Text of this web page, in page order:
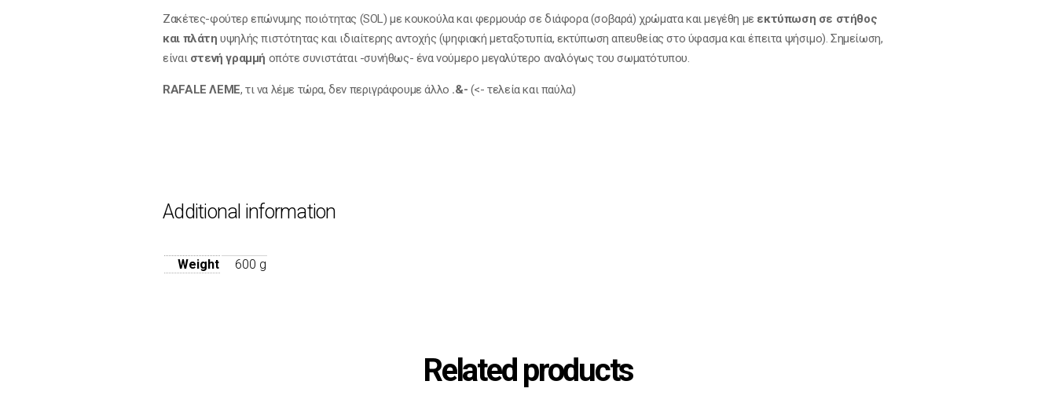
Ζακέτες-φούτερ επώνυμης ποιότητας (SOL) με κουκούλα και φερμουάρ σε διάφορα (σοβαρά) χρώματα και μεγέθη με εκτύπωση σε στήθος
και πλάτη υψηλής πιστότητας και ιδιαίτερης αντοχής (ψηφιακή μεταξοτυπία, εκτύπωση απευθείας στο ύφασμα και έπειτα ψήσιμο). Σημείωση,
είναι στενή γραμμή οπότε συνιστάται -συνήθως- ένα νούμερο μεγαλύτερο αναλόγως του σωματότυπου.
RAFALE ΛΕΜΕ, τι να λέμε τώρα, δεν περιγράφουμε άλλο .&- (<- τελεία και παύλα)
Additional information
Weight 600 g
Related products